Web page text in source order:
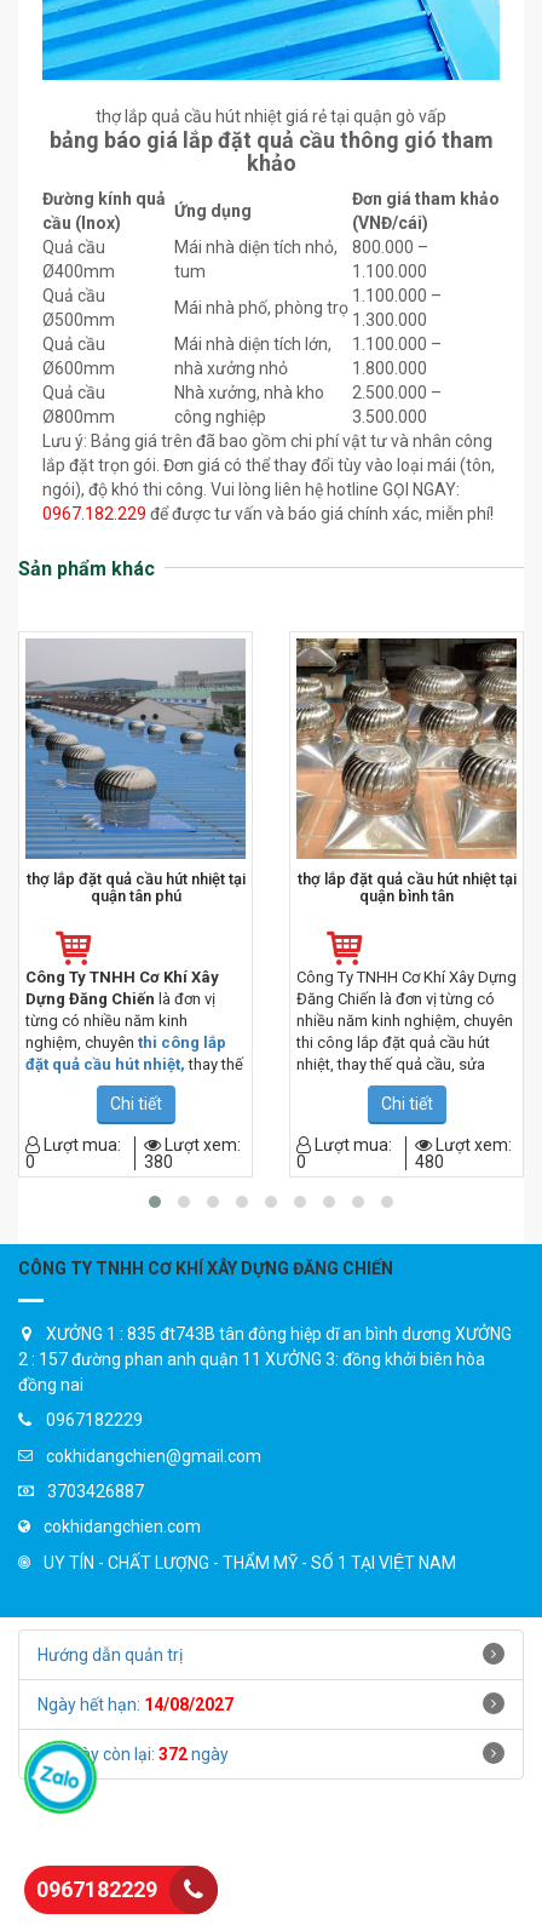
thợ lắp quả cầu hút nhiệt giá rẻ tại quận gò vấp
bảng báo giá lắp đặt quả cầu thông gió tham
khảo
Đường kính quả
cầu (Inox)
Ứng dụng
Đơn giá tham khảo
(VNĐ/cái)
Quả cầu
Ø400mm
Mái nhà diện tích nhỏ,
tum
800.000 –
1.100.000
Quả cầu
Ø500mm
Mái nhà phố, phòng trọ
1.100.000 –
1.300.000
Quả cầu
Ø600mm
Mái nhà diện tích lớn,
nhà xưởng nhỏ
1.100.000 –
1.800.000
Quả cầu
Ø800mm
Nhà xưởng, nhà kho
công nghiệp
2.500.000 –
3.500.000
Lưu ý: Bảng giá trên đã bao gồm chi phí vật tư và nhân công
lắp đặt trọn gói. Đơn giá có thể thay đổi tùy vào loại mái (tôn,
ngói), độ khó thi công. Vui lòng liên hệ hotline GỌI NGAY:
0967.182.229 để được tư vấn và báo giá chính xác, miễn phí!
Sản phẩm khác
thợ lắp đặt quả cầu hút nhiệt tại
quận tân phú
Công Ty TNHH Cơ Khí Xây
Dựng Đăng Chiến là đơn vị
từng có nhiều năm kinh
nghiệm, chuyên thi công lắp
đặt quả cầu hút nhiệt, thay thế
quả cầu, sửa chữa quả cầu ,
cho hàng nghìn khách hàng
mỗi năm, tại khu vực Quận Tân
phú TP HCM.
Chi tiết
Lượt mua:
0
Lượt xem:
380
thợ lắp đặt quả cầu hút nhiệt tại
quận bình tân
Công Ty TNHH Cơ Khí Xây Dựng
Đăng Chiến là đơn vị từng có
nhiều năm kinh nghiệm, chuyên
thi công lắp đặt quả cầu hút
nhiệt, thay thế quả cầu, sửa
chữa quả cầu , cho hàng nghìn
khách hàng mỗi năm, tại khu
vực Quận Bình Tân TP HCM.
Chi tiết
Lượt mua:
0
Lượt xem:
480
CÔNG TY TNHH CƠ KHÍ XÂY DỰNG ĐĂNG CHIẾN
XƯỞNG 1 : 835 đt743B tân đông hiệp dĩ an bình dương XƯỞNG
2 : 157 đường phan anh quận 11 XƯỞNG 3: đồng khởi biên hòa
đồng nai
0967182229
cokhidangchien@gmail.com
3703426887
cokhidangchien.com
UY TÍN - CHẤT LƯỢNG - THẨM MỸ - SỐ 1 TẠI VIỆT NAM
Hướng dẫn quản trị
Ngày hết hạn: 14/08/2027
Số ngày còn lại: 372ngày
0967182229